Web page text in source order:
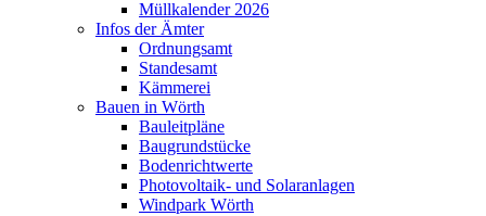
Müllkalender 2026
Infos der Ämter
Ordnungsamt
Standesamt
Kämmerei
Bauen in Wörth
Bauleitpläne
Baugrundstücke
Bodenrichtwerte
Photovoltaik- und Solaranlagen
Windpark Wörth